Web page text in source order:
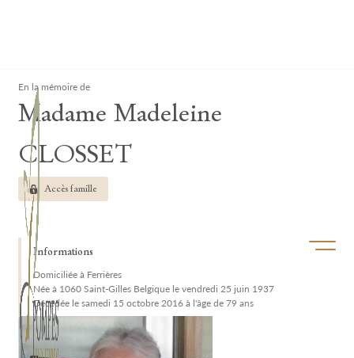
Ouvrir/
En la mémoire de
Madame Madeleine
CLOSSET
Accès famille
Informations
Domiciliée à Ferrières
Née à 1060 Saint-Gilles Belgique le vendredi 25 juin 1937
Décédée le samedi 15 octobre 2016 à l'âge de 79 ans